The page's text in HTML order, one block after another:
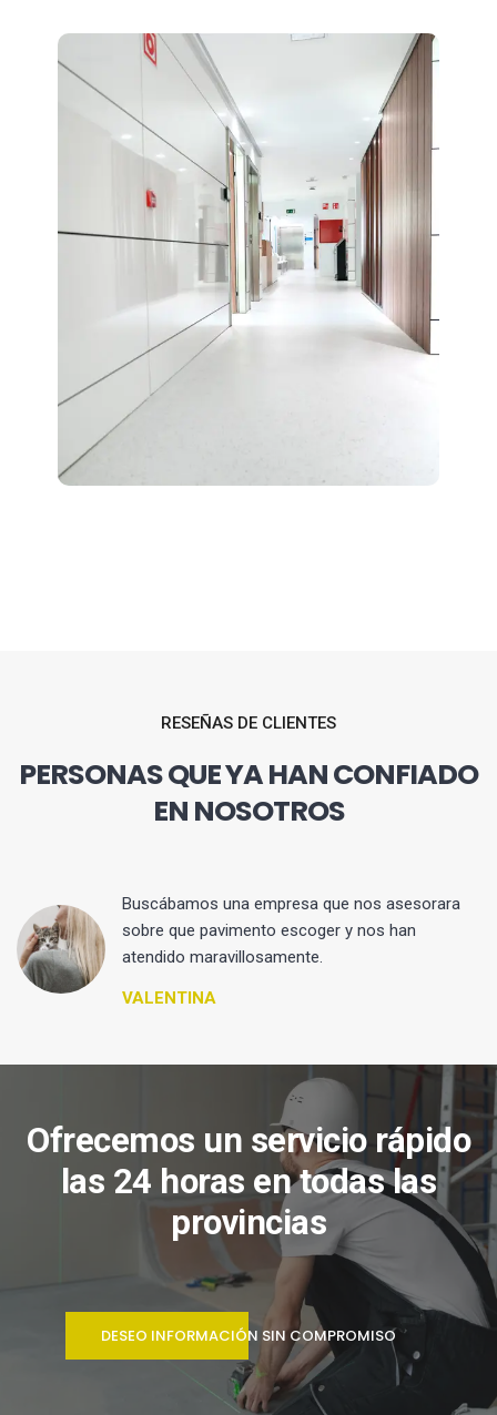
RESEÑAS DE CLIENTES
PERSONAS QUE YA HAN CONFIADO
EN NOSOTROS
Buscábamos una empresa que nos asesorara
sobre que pavimento escoger y nos han
atendido maravillosamente.
VALENTINA
Ofrecemos un servicio rápido
las 24 horas en todas las
provincias
DESEO INFORMACIÓN SIN COMPROMISO